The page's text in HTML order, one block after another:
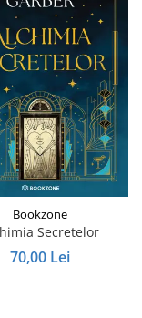
Bookzone
Secretelor
70,00 Lei